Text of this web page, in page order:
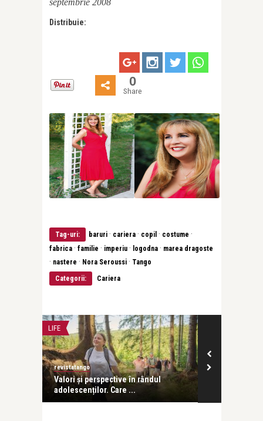
septembrie 2008
Distribuie:
0
Share
Tag-uri: baruri · cariera · copil · costume ·
fabrica · familie · imperiu · logodna · marea dragoste
· nastere · Nora Seroussi · Tango
Categorii:
Cariera
LIFE
revistatango
Valori și perspective în rândul
adolescenților. Care ...